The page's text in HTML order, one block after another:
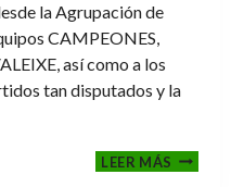
la Agrupación de
CAMPEONES,
así como a los
tan disputados y la
LEER MÁS
2024-